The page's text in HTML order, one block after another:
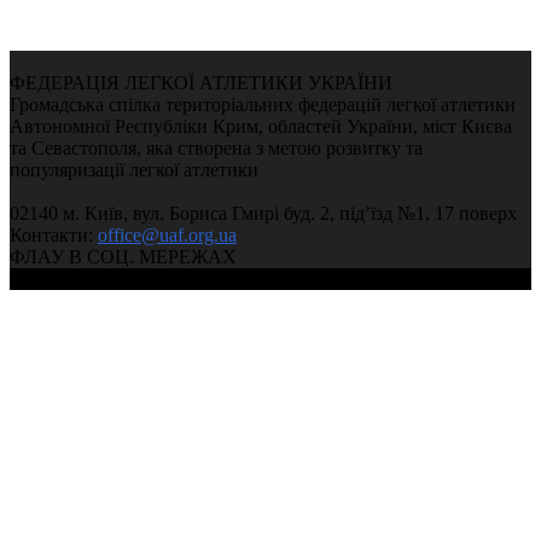
ФЕДЕРАЦІЯ ЛЕГКОЇ АТЛЕТИКИ УКРАЇНИ
Громадська спілка територіальних федерацій легкої атлетики
Автономної Республіки Крим, областей України, міст Києва
та Севастополя, яка створена з метою розвитку та
популяризації легкої атлетики
02140 м. Київ, вул. Бориса Гмирі буд. 2, під’їзд №1, 17 поверх
Контакти: office@uaf.org.ua
ФЛАУ В СОЦ. МЕРЕЖАХ